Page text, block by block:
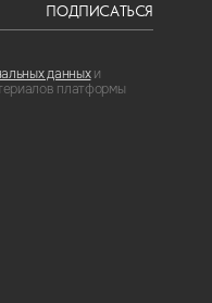
ПОДПИСАТЬСЯ
данных и
платформы